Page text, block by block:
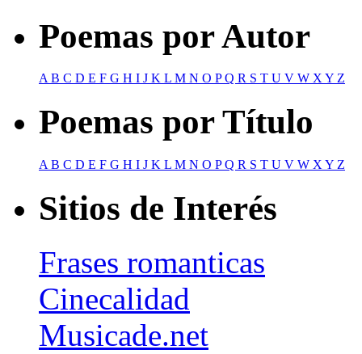
Poemas por Autor
AB C D E F G H I J K L M N O PQ R S T U V W XY Z
Poemas por Título
A B C D E F G H I J K L M N O PQ R S T U V W X Y Z
Sitios de Interés
Frases romanticas
Cinecalidad
Musicade.net